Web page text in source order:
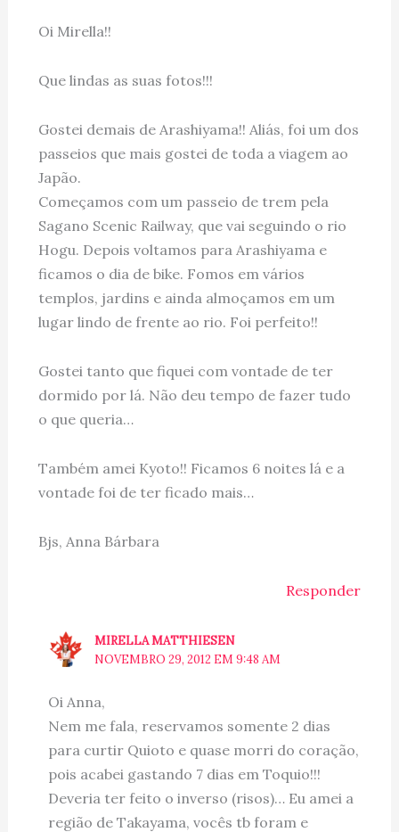
Oi Mirella!!
Que lindas as suas fotos!!!
Gostei demais de Arashiyama!! Aliás, foi um dos
passeios que mais gostei de toda a viagem ao
Japão.
Começamos com um passeio de trem pela
Sagano Scenic Railway, que vai seguindo o rio
Hogu. Depois voltamos para Arashiyama e
ficamos o dia de bike. Fomos em vários
templos, jardins e ainda almoçamos em um
lugar lindo de frente ao rio. Foi perfeito!!
Gostei tanto que fiquei com vontade de ter
dormido por lá. Não deu tempo de fazer tudo
o que queria…
Também amei Kyoto!! Ficamos 6 noites lá e a
vontade foi de ter ficado mais…
Bjs, Anna Bárbara
Responder
MIRELLA MATTHIESEN
NOVEMBRO 29, 2012 EM 9:48 AM
Oi Anna,
Nem me fala, reservamos somente 2 dias
para curtir Quioto e quase morri do coração,
pois acabei gastando 7 dias em Toquio!!!
Deveria ter feito o inverso (risos)… Eu amei a
região de Takayama, vocês tb foram e